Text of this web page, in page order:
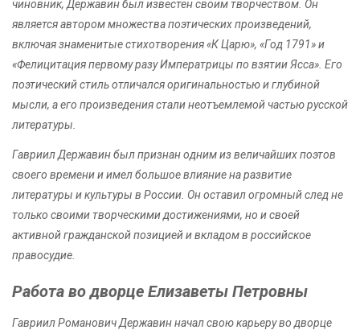
чиновник, Державин был известен своим творчеством. Он
является автором множества поэтических произведений,
включая знаменитые стихотворения «К Царю», «Год 1791» и
«Фелицитация первому разу Императрицы по взятии Ясса». Его
поэтический стиль отличался оригинальностью и глубиной
мысли, а его произведения стали неотъемлемой частью русской
литературы.
Гавриил Державин был признан одним из величайших поэтов
своего времени и имел большое влияние на развитие
литературы и культуры в России. Он оставил огромный след не
только своими творческими достижениями, но и своей
активной гражданской позицией и вкладом в российское
правосудие.
Работа во дворце Елизаветы Петровны
Гавриил Романович Державин начал свою карьеру во дворце